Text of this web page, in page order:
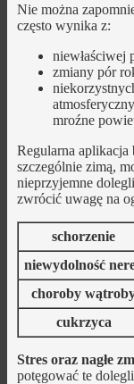
Nie można
często wynika z:
niewłaściwej
zmiany pór
mroźne
Regularna
szczególnie zimą,
nieprzyjemne
zwrócić uwagę na
schorzenie
niewydolność
choroby
cukrzyca
Stres oraz nagłe
potęgować te